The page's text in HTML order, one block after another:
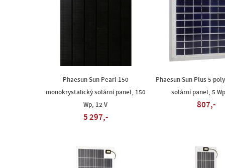
Phaesun Sun Pearl 150
monokrystalický solární panel, 150
Wp, 12 V
5 297,-
Phaesun Sun Plus 5
solární panel, 5
807,-